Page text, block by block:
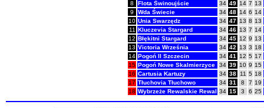
8
Flota Świnoujście 34 49 14 7 13
9
Wda Świecie 34 48 14 6 14
10 Unia Swarzędz 34 47 13 8 13
11
Kluczevia Stargard 34 46 13 7 14
12
Błękitni Stargard 34 45 12 9 13
13 Victoria Września 34 42 13 3 18
14 Pogoń II Szczecin 34 41 12 5 17
15 Pogoń Nowe Skalmierzyce 34 39 10 9 15
16 Cartusia Kartuzy 34 38 11 5 18
17 Tłuchovia Tłuchowo 34 31 8 7 19
18 Wybrzeże Rewalskie Rewal 34 15 3 6 25